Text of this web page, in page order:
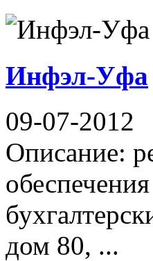
Инфэл-Уфа
09-07-2012
Описание:
дом 80, ...